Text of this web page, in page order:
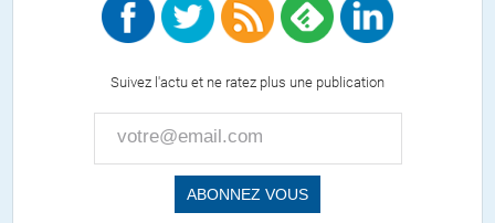
qui n’en est pas un.
jeunes, il y a de grandes chances qu’il n’ait en réalité aucun effet
significatif. Dans ces conditions on pourrait donner tout et n’importe
quoi et en tirer les mêmes conclusions, parce qu’en réalité c’est le
Suivez l'actu et ne ratez plus une publication